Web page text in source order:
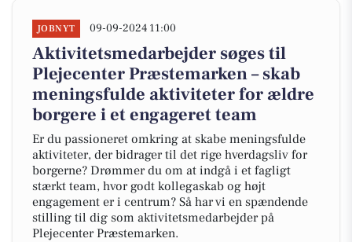
JOBNYT 09-09-2024 11:00
Aktivitetsmedarbejder søges til
Plejecenter Præstemarken – skab
meningsfulde aktiviteter for ældre
borgere i et engageret team
Er du passioneret omkring at skabe meningsfulde
aktiviteter, der bidrager til det rige hverdagsliv for
borgerne? Drømmer du om at indgå i et fagligt
stærkt team, hvor godt kollegaskab og højt
engagement er i centrum? Så har vi en spændende
stilling til dig som aktivitetsmedarbejder på
Plejecenter Præstemarken.